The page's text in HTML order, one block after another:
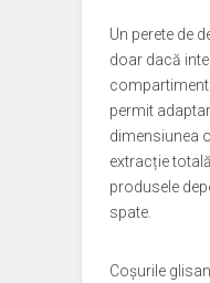
Un perete de
doar dacă
permit
dimensiunea
extracție
produsele
spate.
Coșurile